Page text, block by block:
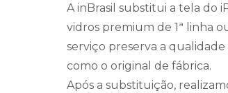
A inBrasil substitui a tela do
vidros premium de 1ª linha
serviço preserva a
como o original de fábrica.
Após a substituição,